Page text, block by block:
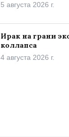
5 августа 2026 г.
Ирак на грани
коллапса
4 августа 2026 г.